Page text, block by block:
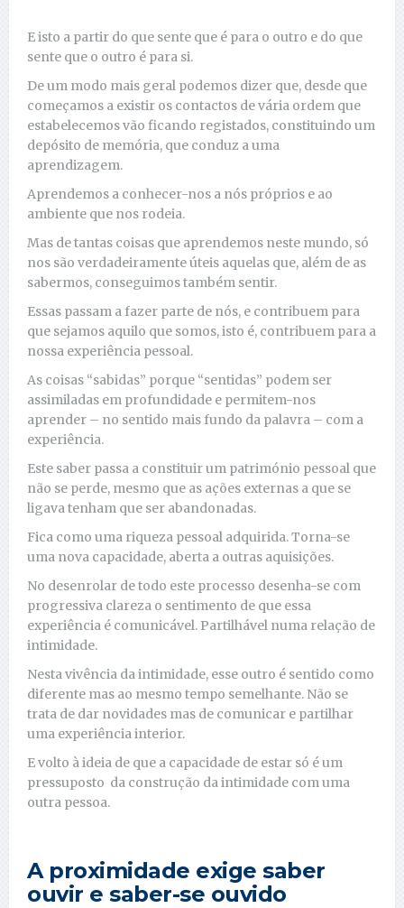
E isto a partir do que sente que é para o outro e do que
sente que o outro é para si.
De um modo mais geral podemos dizer que, desde que
começamos a existir os contactos de vária ordem que
estabelecemos vão ficando registados, constituindo um
depósito de memória, que conduz a uma
aprendizagem.
Aprendemos a conhecer-nos a nós próprios e ao
ambiente que nos rodeia.
Mas de tantas coisas que aprendemos neste mundo, só
nos são verdadeiramente úteis aquelas que, além de as
sabermos, conseguimos também sentir.
Essas passam a fazer parte de nós, e contribuem para
que sejamos aquilo que somos, isto é, contribuem para a
nossa experiência pessoal.
As coisas “sabidas” porque “sentidas” podem ser
assimiladas em profundidade e permitem-nos
aprender – no sentido mais fundo da palavra – com a
experiência.
Este saber passa a constituir um património pessoal que
não se perde, mesmo que as ações externas a que se
ligava tenham que ser abandonadas.
Fica como uma riqueza pessoal adquirida. Torna-se
uma nova capacidade, aberta a outras aquisições.
No desenrolar de todo este processo desenha-se com
progressiva clareza o sentimento de que essa
experiência é comunicável. Partilhável numa relação de
intimidade.
Nesta vivência da intimidade, esse outro é sentido como
diferente mas ao mesmo tempo semelhante. Não se
trata de dar novidades mas de comunicar e partilhar
uma experiência interior.
E volto à ideia de que a capacidade de estar só é um
pressuposto da construção da intimidade com uma
outra pessoa.
A proximidade exige saber
ouvir e saber-se ouvido